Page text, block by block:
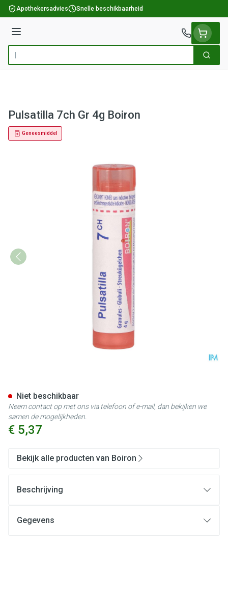
Ga naar de inhoud
Apothekersadvies Snelle beschikbaarheid
Menu
Product, merk, categorie... Zoek
Pulsatilla 7ch Gr 4g Boiron
Geneesmiddel
€ 5,37
Niet beschikbaar
Neem contact op met ons via telefoon of e-mail, dan bekijken we
samen de mogelijkheden.
Bekijk alle producten van Boiron
Beschrijving
Gegevens